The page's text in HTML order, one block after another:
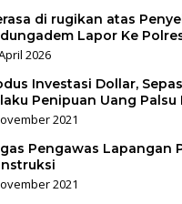
di rugikan atas
Lapor Ke
2026
Investasi Dollar,
Penipuan Uang
2021
Pengawas Lapangan
2021